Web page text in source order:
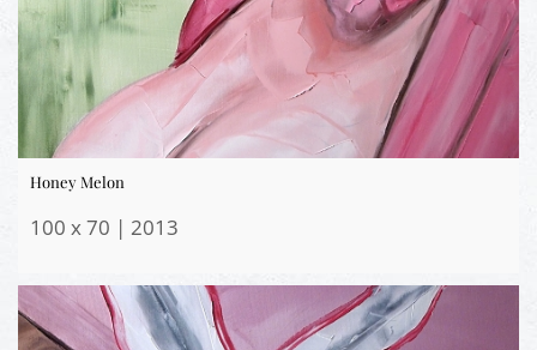
Honey Melon
100 x 70 | 2013